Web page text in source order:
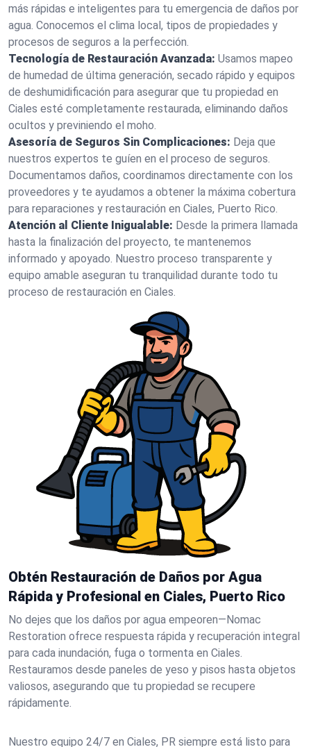
más rápidas e inteligentes para tu emergencia de daños por
agua. Conocemos el clima local, tipos de propiedades y
procesos de seguros a la perfección.
Tecnología de Restauración Avanzada: Usamos mapeo
de humedad de última generación, secado rápido y equipos
de deshumidificación para asegurar que tu propiedad en
Ciales esté completamente restaurada, eliminando daños
ocultos y previniendo el moho.
Asesoría de Seguros Sin Complicaciones: Deja que
nuestros expertos te guíen en el proceso de seguros.
Documentamos daños, coordinamos directamente con los
proveedores y te ayudamos a obtener la máxima cobertura
para reparaciones y restauración en Ciales, Puerto Rico.
Atención al Cliente Inigualable: Desde la primera llamada
hasta la finalización del proyecto, te mantenemos
informado y apoyado. Nuestro proceso transparente y
equipo amable aseguran tu tranquilidad durante todo tu
proceso de restauración en Ciales.
Obtén Restauración de Daños por Agua
Rápida y Profesional en Ciales, Puerto Rico
No dejes que los daños por agua empeoren—Nomac
Restoration ofrece respuesta rápida y recuperación integral
para cada inundación, fuga o tormenta en Ciales.
Restauramos desde paneles de yeso y pisos hasta objetos
valiosos, asegurando que tu propiedad se recupere
rápidamente.
Nuestro equipo 24/7 en Ciales, PR siempre está listo para